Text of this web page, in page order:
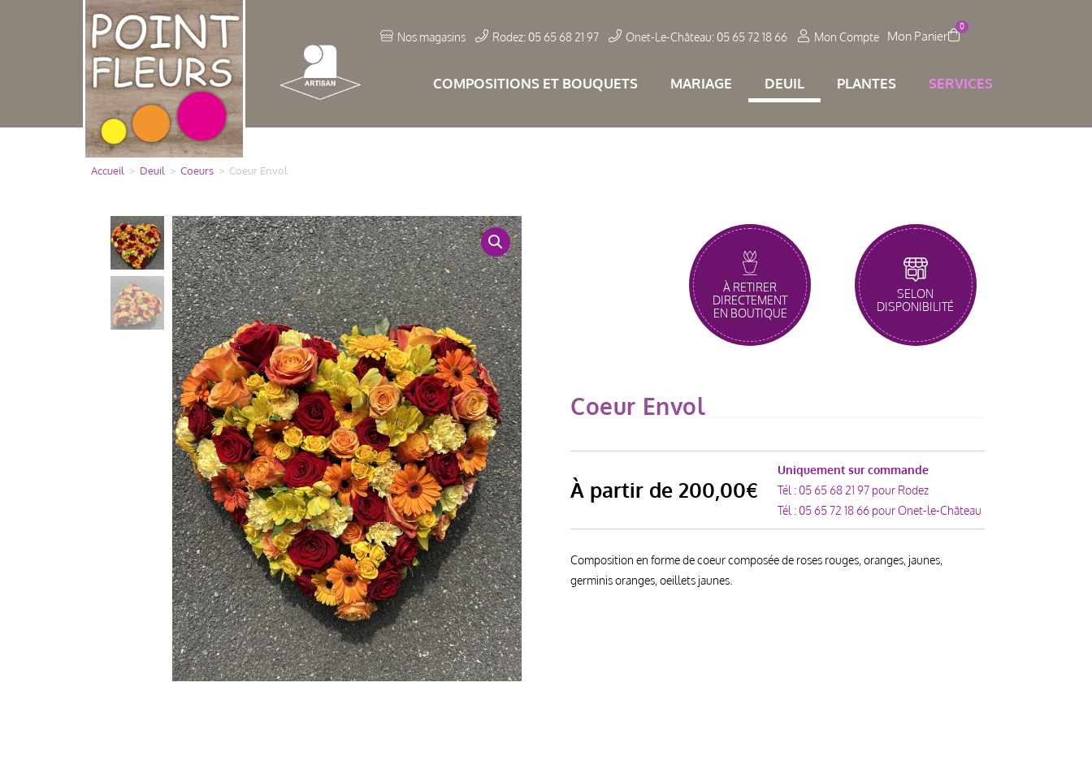
Panneau de gestion des cookies
Nos magasins
Rodez: 05 65 68 21 97 Onet-Le-Château: 05 65 72 18 66 Mon Compte
0
COMPOSITIONS ET BOUQUETS MARIAGE DEUIL PLANTES SERVICES
Accueil > Deuil > Coeurs > Coeur Envol
À RETIRER
DIRECTEMENT
EN BOUTIQUE
SELON
DISPONIBILITÉ
Coeur Envol
À partir de 200,00€
Uniquement sur commande
Tél :05 65 68 21 97 pour Rodez
Tél :05 65 72 18 66 pour Onet-le-Château
Composition en forme de coeur composée de roses rouges, oranges, jaunes,
germinis oranges, oeillets jaunes.